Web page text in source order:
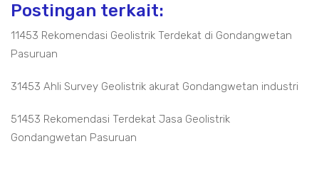
Postingan terkait:
11453 Rekomendasi Geolistrik Terdekat di Gondangwetan
Pasuruan
31453 Ahli Survey Geolistrik akurat Gondangwetan industri
51453 Rekomendasi Terdekat Jasa Geolistrik
Gondangwetan Pasuruan